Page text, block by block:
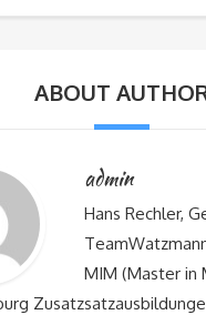
ABOUT
admin
Hans Rechler,
MIM (Master in